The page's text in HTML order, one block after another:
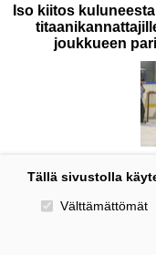
Iso kiitos
joukkueen
2026 Titaanit – HK Titaanit
Tällä sivustolla
Valitse käytettävät
Välttämättömät